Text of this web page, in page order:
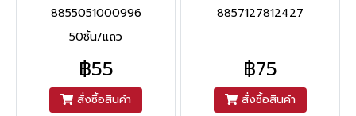
8855051000996
50ชิ้น/แถว
฿55
สั่งซื้อสินค้า
8857127812427
฿75
สั่งซื้อสินค้า